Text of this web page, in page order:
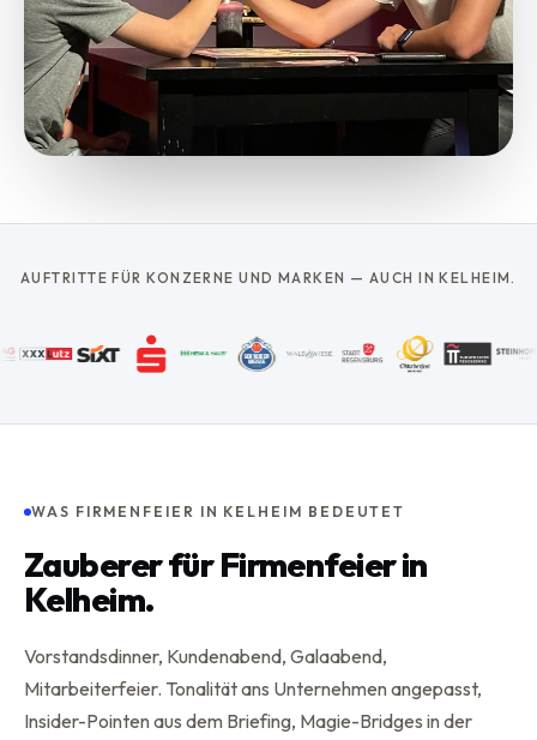
AUFTRITTE FÜR KONZERNE UND MARKEN — AUCH IN KELHEIM.
WAS FIRMENFEIER IN KELHEIM BEDEUTET
Zauberer für Firmenfeier in
Kelheim.
Vorstandsdinner, Kundenabend, Galaabend,
Mitarbeiterfeier. Tonalität ans Unternehmen angepasst,
Insider-Pointen aus dem Briefing, Magie-Bridges in der